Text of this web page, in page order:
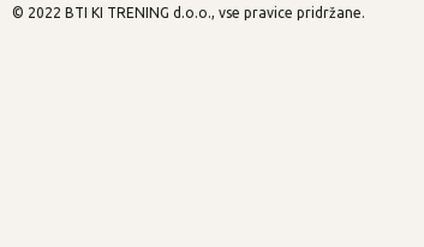
© 2022 BTI KI TRENING d.o.o., vse pravice pridržane.